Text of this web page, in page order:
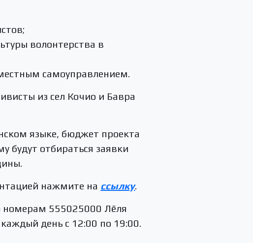
волонтерства в
самоуправлением.
из сел Кочио и Бавра
языке, бюджет проекта
будут отбираться заявки
нажмите на ссылку.
номерам 555025000 Лёля
день с 12:00 по 19:00.